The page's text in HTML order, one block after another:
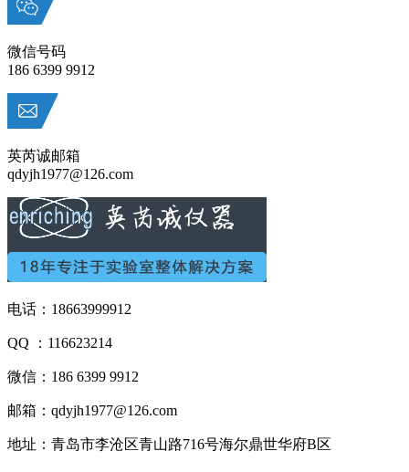
微信号码
186 6399 9912
英芮诚邮箱
qdyjh1977@126.com
电话：18663999912
QQ ：116623214
微信：186 6399 9912
邮箱：qdyjh1977@126.com
地址：青岛市李沧区青山路716号海尔鼎世华府B区